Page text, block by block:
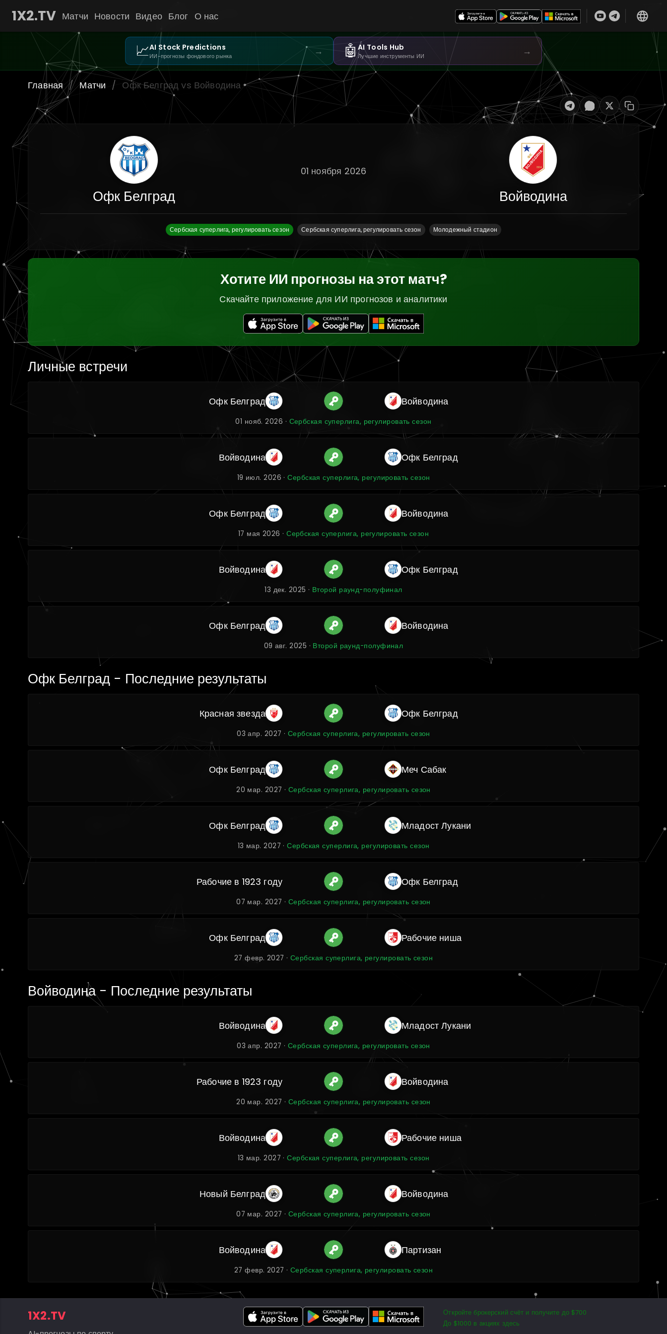
1X2.TV Матчи Новости Видео Блог О нас
📈AI Stock Predictions
ИИ-прогнозы фондового рынка → 🤖AI Tools Hub
Лучшие инструменты ИИ →
Главная / Матчи / Офк Белград vs Войводина
Офк Белград
01 ноября 2026
Войводина
Сербская суперлига, регулировать сезон Сербская суперлига, регулировать сезон Молодежный стадион
Хотите ИИ прогнозы на этот матч?
Скачайте приложение для ИИ прогнозов и аналитики
Личные встречи
Офк Белград Войводина
01 нояб. 2026 · Сербская суперлига, регулировать сезон
Войводина Офк Белград
19 июл. 2026 ·Сербская суперлига, регулировать сезон
Офк Белград Войводина
17 мая 2026 ·Сербская суперлига, регулировать сезон
Войводина Офк Белград
13 дек. 2025 · Второй раунд-полуфинал
Офк Белград Войводина
09 авг. 2025 · Второй раунд-полуфинал
Офк Белград - Последние результаты
Красная звезда Офк Белград
03 апр. 2027 · Сербская суперлига, регулировать сезон
Офк Белград Меч Сабак
20 мар. 2027 · Сербская суперлига, регулировать сезон
Офк Белград Младост Лукани
13 мар. 2027 ·Сербская суперлига, регулировать сезон
Рабочие в 1923 году Офк Белград
07 мар. 2027 · Сербская суперлига, регулировать сезон
Офк Белград Рабочие ниша
27 февр. 2027 ·Сербская суперлига, регулировать сезон
Войводина - Последние результаты
Войводина Младост Лукани
03 апр. 2027 · Сербская суперлига, регулировать сезон
Рабочие в 1923 году Войводина
20 мар. 2027 · Сербская суперлига, регулировать сезон
Войводина Рабочие ниша
13 мар. 2027 ·Сербская суперлига, регулировать сезон
Новый Белград Войводина
07 мар. 2027 · Сербская суперлига, регулировать сезон
Войводина Партизан
27 февр. 2027 ·Сербская суперлига, регулировать сезон
1X2.TV
Откройте брокерский счёт и получите до $700
До $1000 в акциях здесь